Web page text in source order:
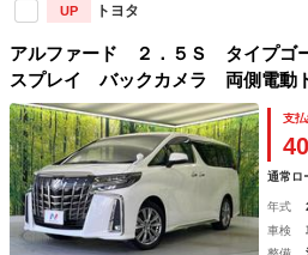
UP トヨタ
アルファード ２．５Ｓ タイプゴ
スプレイ バックカメラ 両側電
ウン デジタルインナーミラー 衝
ダークルーズ 電動リアゲート Ｂ
Ｃ
支
通常ロ
年式
車検